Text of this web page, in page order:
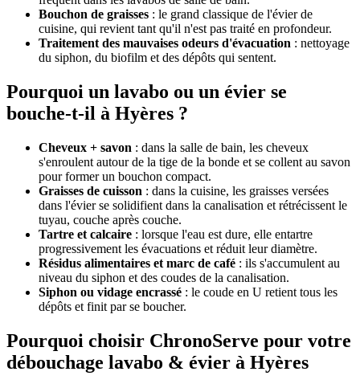
Bouchon de graisses : le grand classique de l'évier de
cuisine, qui revient tant qu'il n'est pas traité en profondeur.
Traitement des mauvaises odeurs d'évacuation : nettoyage
du siphon, du biofilm et des dépôts qui sentent.
Pourquoi un lavabo ou un évier se
bouche-t-il à Hyères ?
Cheveux + savon : dans la salle de bain, les cheveux
s'enroulent autour de la tige de la bonde et se collent au savon
pour former un bouchon compact.
Graisses de cuisson : dans la cuisine, les graisses versées
dans l'évier se solidifient dans la canalisation et rétrécissent le
tuyau, couche après couche.
Tartre et calcaire : lorsque l'eau est dure, elle entartre
progressivement les évacuations et réduit leur diamètre.
Résidus alimentaires et marc de café : ils s'accumulent au
niveau du siphon et des coudes de la canalisation.
Siphon ou vidage encrassé : le coude en U retient tous les
dépôts et finit par se boucher.
Pourquoi choisir ChronoServe pour votre
débouchage lavabo & évier à Hyères